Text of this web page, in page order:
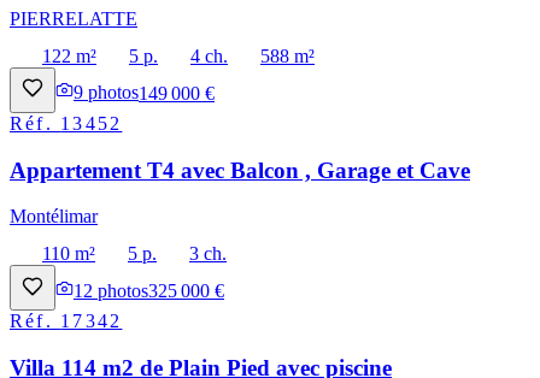
PIERRELATTE
122 m²
5 p. 4 ch.
588 m²
9 photos149 000 €
Réf. 13452
Appartement T4 avec Balcon , Garage et Cave
Montélimar
110 m²
5 p.
3 ch.
12 photos325 000 €
Réf. 17342
Villa 114 m2 de Plain Pied avec piscine